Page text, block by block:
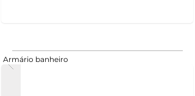
Armário banheiro